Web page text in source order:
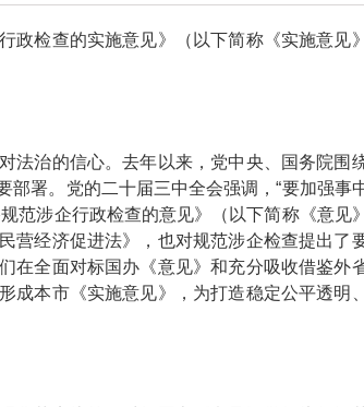
检查的实施意见》（以下简称《实施意见
治的信心。去年以来，党中央、国务院围
署。党的二十届三中全会强调，“要加强事
范涉企行政检查的意见》（以下简称《意见
经济促进法》，也对规范涉企检查提出了要
在全面对标国办《意见》和充分吸收借鉴外
成本市《实施意见》，为打造稳定公平透明